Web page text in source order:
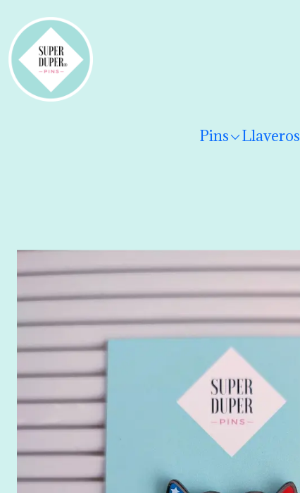
Pins Llaveros